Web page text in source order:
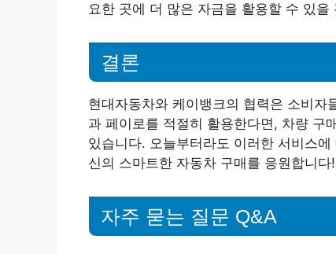
요한 곳에 더 많은 자금을 활용할 수 있을
결론
현대자동차와 케이뱅크의 협력은 소비자
과 페이로를 적절히 활용한다면, 차량 구
있습니다. 오늘부터라도 이러한 서비스
신의 스마트한 자동차 구매를 응원합니다!
자주 묻는 질문 Q&A